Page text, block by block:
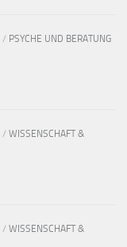
/ PSYCHE UND BERATUNG
/ WISSENSCHAFT &
/ WISSENSCHAFT &